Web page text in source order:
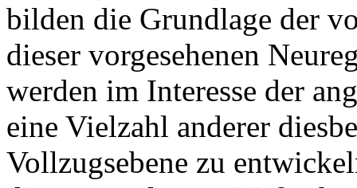
bilden die Grundlage der
dieser vorgesehenen
werden im Interesse der
eine Vielzahl anderer
Vollzugsebene zu